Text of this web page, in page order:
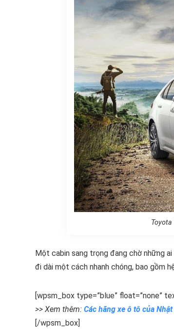
Một cabin sang trọng đang chờ những
đi dài một cách nhanh chóng, bao gồm
[wpsm_box type=”blue” float=”none”
>> Xem thêm: Các hãng xe ô tô của Nhật
[/wpsm_box]